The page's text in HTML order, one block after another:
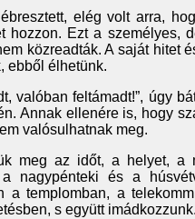
elég volt arra,
hozzon. Ezt a személyes,
közreadták. A saját hitet
ebből élhetünk.
valóban feltámadt!”, úgy
Annak ellenére is, hogy
valósulhatnak meg.
meg az időt, a helyet, a
nagypénteki és a
templomban, a
s együtt